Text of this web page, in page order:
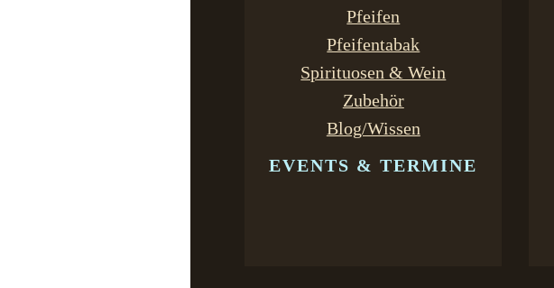
Pfeifen
Pfeifentabak
Spirituosen & Wein
Zubehör
Blog/Wissen
EVENTS & TERMINE